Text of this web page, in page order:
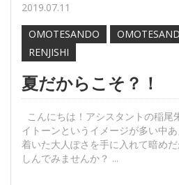
2019.07.11
OMOTESANDO
RENJISHI
夏だからこそ？！
こんにちは！アシスタントの稲尾
イトーンというイメージが多い中
着いた大人ぽさを手に入れて暗め
しんでみませんか？ ...